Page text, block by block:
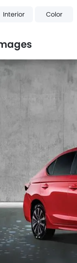
Interior Color